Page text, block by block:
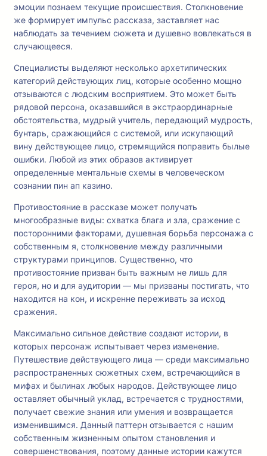
эмоции познаем текущие происшествия. Столкновение
же формирует импульс рассказа, заставляет нас
наблюдать за течением сюжета и душевно вовлекаться в
случающееся.
Специалисты выделяют несколько архетипических
категорий действующих лиц, которые особенно мощно
отзываются с людским восприятием. Это может быть
рядовой персона, оказавшийся в экстраординарные
обстоятельства, мудрый учитель, передающий мудрость,
бунтарь, сражающийся с системой, или искупающий
вину действующее лицо, стремящийся поправить былые
ошибки. Любой из этих образов активирует
определенные ментальные схемы в человеческом
сознании пин ап казино.
Противостояние в рассказе может получать
многообразные виды: схватка блага и зла, сражение с
посторонними факторами, душевная борьба персонажа с
собственным я, столкновение между различными
структурами принципов. Существенно, что
противостояние призван быть важным не лишь для
героя, но и для аудитории — мы призваны постигать, что
находится на кон, и искренне переживать за исход
сражения.
Максимально сильное действие создают истории, в
которых персонаж испытывает через изменение.
Путешествие действующего лица — среди максимально
распространенных сюжетных схем, встречающийся в
мифах и былинах любых народов. Действующее лицо
оставляет обычный уклад, встречается с трудностями,
получает свежие знания или умения и возвращается
изменившимся. Данный паттерн отзывается с нашим
собственным жизненным опытом становления и
совершенствования, поэтому данные истории кажутся